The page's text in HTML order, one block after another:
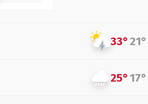
33°21°
25°17°